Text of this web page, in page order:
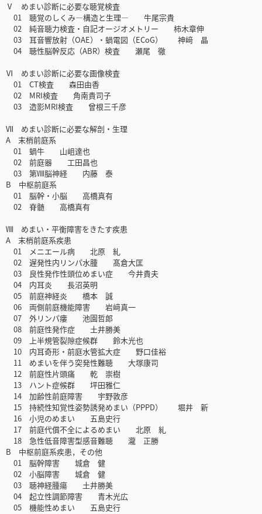
Ⅴ めまい診断に必要な聴覚検査
01 聴覚のしくみ―構造と生理― 牛尾宗貴
02 純音聴力検査・自記オージオメトリー 柿木章伸
03 耳音響放射（OAE）・蝸電図（ECoG） 神﨑 晶
04 聴性脳幹反応（ABR）検査 瀬尾 徹
Ⅵ めまい診断に必要な画像検査
01 CT検査 森田由香
02 MRI検査 角南貴司子
03 造影MRI検査 曾根三千彦
Ⅶ めまい診断に必要な解剖・生理
A 末梢前庭系
01 蝸牛 山岨達也
02 前庭器 工田昌也
03 第Ⅷ脳神経 内藤 泰
B 中枢前庭系
01 脳幹・小脳 高橋真有
02 脊髄 高橋真有
Ⅷ めまい・平衡障害をきたす疾患
A 末梢前庭系疾患
01 メニエール病 北原 糺
02 遅発性内リンパ水腫 髙倉大匡
03 良性発作性頭位めまい症 今井貴夫
04 内耳炎 長沼英明
05 前庭神経炎 橋本 誠
06 両側前庭機能障害 岩﨑真一
07 外リンパ瘻 池園哲郎
08 前庭性発作症 土井勝美
09 上半規管裂隙症候群 鈴木光也
10 内耳奇形・前庭水管拡大症 野口佳裕
11 めまいを伴う突発性難聴 大塚康司
12 前庭性片頭痛 乾 崇樹
13 ハント症候群 坪田雅仁
14 加齢性前庭障害 宇野敦彦
15 持続性知覚性姿勢誘発めまい（PPPD） 堀井 新
16 小児のめまい 五島史行
17 前庭代償不全によるめまい 北原 糺
18 急性低音障害型感音難聴 瀧 正勝
B 中枢前庭系疾患，その他
01 脳幹障害 城倉 健
02 小脳障害 城倉 健
03 聴神経腫瘍 土井勝美
04 起立性調節障害 青木光広
05 機能性めまい 五島史行